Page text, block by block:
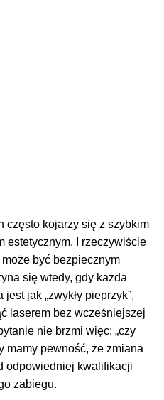
często kojarzy się z szybkim
estetycznym. I rzeczywiście
być bezpiecznym
się wtedy, gdy każda
jak „zwykły pieprzyk”,
laserem bez wcześniejszej
nie brzmi więc: „czy
mamy pewność, że zmiana
odpowiedniej kwalifikacji
zabiegu.